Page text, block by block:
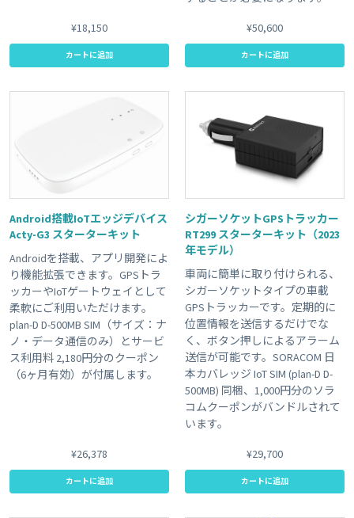
¥18,150
カートに追加
¥50,600
カートに追加
Android搭載IoTエッジデバイス
Acty-G3 スターターキット
Androidを搭載、アプリ開発によ
り機能拡張できます。GPSトラ
ッカーやIoTゲートウェイとして
柔軟にご利用いただけます。
plan-D D-500MB SIM（サイズ：ナ
ノ・データ通信のみ）とサービ
ス利用料 2,180円分のクーポン
（6ヶ月有効）が付属します。
¥26,378
カートに追加
シガーソケットGPSトラッカー
RT299 スターターキット（2023
年モデル）
車両に簡単に取り付けられる、
シガーソケットタイプの車載
GPSトラッカーです。定期的に
位置情報を送信するだけでな
く、ボタン押しによるアラーム
送信が可能です。SORACOM 日
本カバレッジ IoT SIM (plan-D D-
500MB) 同梱、1,000円分のソラ
コムクーポンがバンドルされて
います。
¥29,700
カートに追加